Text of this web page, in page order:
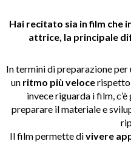
Hai recitato sia in film che
attrice, la principale
In termini di preparazione per
un ritmo più velocerispetto
invece riguarda i film,
preparare il materiale e
Il film permette divivere